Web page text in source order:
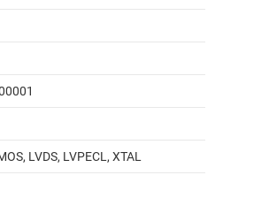
LVDS, LVPECL, XTAL